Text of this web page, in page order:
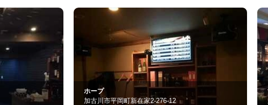
すなっく 古都
加古川市加古川町篠原町3-7